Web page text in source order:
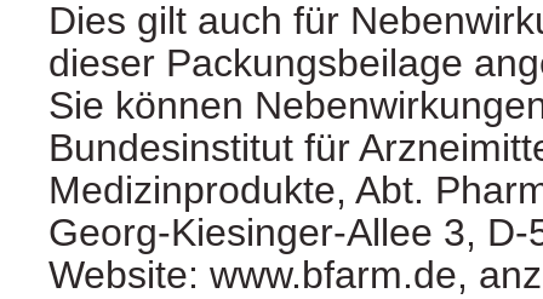
Dies gilt auch für
dieser Packungsbeilage
Sie können
Bundesinstitut für
Medizinprodukte, Abt.
Georg-Kiesinger-Allee 3, D-
Website: www.bfarm.de,